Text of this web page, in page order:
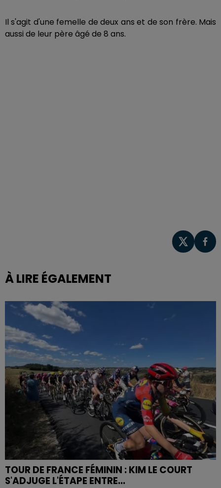
Il s'agit d'une femelle de deux ans et de son frère. Mais
aussi de leur père âgé de 8 ans.
À LIRE ÉGALEMENT
TOUR DE FRANCE FÉMININ : KIM LE COURT
S'ADJUGE L'ÉTAPE ENTRE...